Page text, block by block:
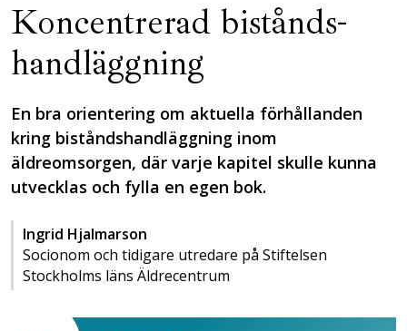
Koncentrerad bistånds­
handläggning
En bra orientering om aktuella förhållanden
kring biståndshandläggning inom
äldreomsorgen, där varje kapitel skulle kunna
utvecklas och fylla en egen bok.
Ingrid Hjalmarson
Socionom och tidigare utredare på Stiftelsen
Stockholms läns Äldrecentrum